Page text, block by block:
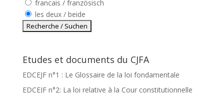
francais / französisch
les deux / beide
Etudes et documents du CJFA
EDCEJF n°1 : Le Glossaire de la loi fondamentale
EDCEJF n°2: La loi relative à la Cour constitutionnelle